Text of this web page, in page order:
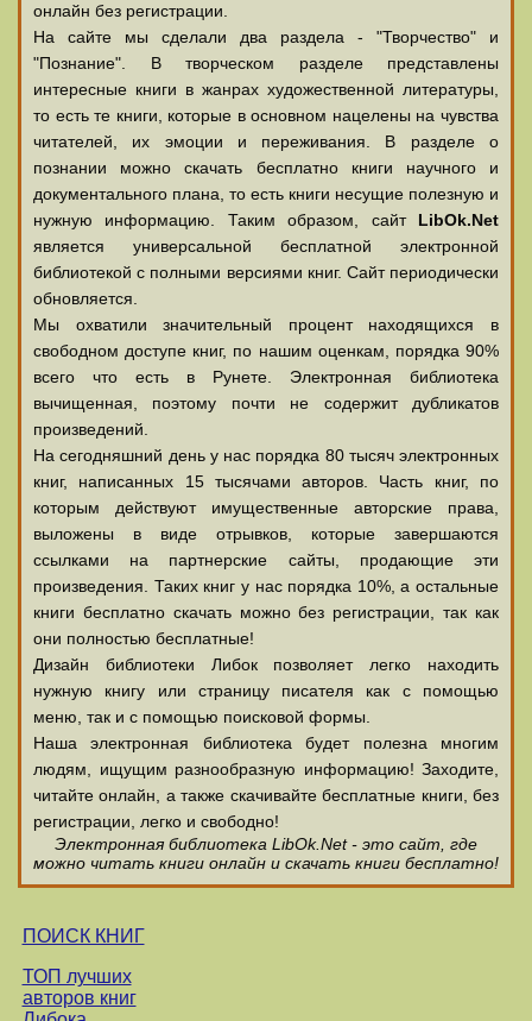
онлайн без регистрации.
На сайте мы сделали два раздела - "Творчество" и
"Познание". В творческом разделе представлены
интересные книги в жанрах художественной литературы,
то есть те книги, которые в основном нацелены на чувства
читателей, их эмоции и переживания. В разделе о
познании можно скачать бесплатно книги научного и
документального плана, то есть книги несущие полезную и
нужную информацию. Таким образом, сайт LibOk.Net
является универсальной бесплатной электронной
библиотекой с полными версиями книг. Сайт периодически
обновляется.
Мы охватили значительный процент находящихся в
свободном доступе книг, по нашим оценкам, порядка 90%
всего что есть в Рунете. Электронная библиотека
вычищенная, поэтому почти не содержит дубликатов
произведений.
На сегодняшний день у нас порядка 80 тысяч электронных
книг, написанных 15 тысячами авторов. Часть книг, по
которым действуют имущественные авторские права,
выложены в виде отрывков, которые завершаются
ссылками на партнерские сайты, продающие эти
произведения. Таких книг у нас порядка 10%, а остальные
книги бесплатно скачать можно без регистрации, так как
они полностью бесплатные!
Дизайн библиотеки Либок позволяет легко находить
нужную книгу или страницу писателя как с помощью
меню, так и с помощью поисковой формы.
Наша электронная библиотека будет полезна многим
людям, ищущим разнообразную информацию! Заходите,
читайте онлайн, а также скачивайте бесплатные книги, без
регистрации, легко и свободно!
Электронная библиотека LibOk.Net - это сайт, где
можно читать книги онлайн и скачать книги бесплатно!
ПОИСК КНИГ
ТОП лучших
авторов книг